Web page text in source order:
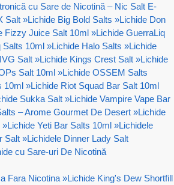
cu Sare de Nicotină – Nic Salt E-
Salt »Lichide Big Bold Salts »Lichide Don
Fizzy Juice Salt 10ml »Lichide GuerraLiq
Salts 10ml »Lichide Halo Salts »Lichide
Salt »Lichide Kings Crest Salt »Lichide
Salt 10ml »Lichide OSSEM Salts
10ml »Lichide Riot Squad Bar Salt 10ml
Sukka Salt »Lichide Vampire Vape Bar
– Arome Gourmet De Desert »Lichide
»Lichide Yeti Bar Salts 10ml »Lichidele
Salt »Lichidele Dinner Lady Salt
cu Sare-uri De Nicotină
Fara Nicotina »Lichide King's Dew Shortfill